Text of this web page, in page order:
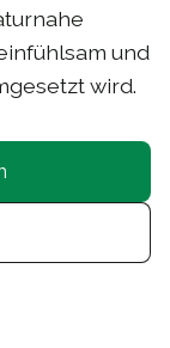
und
wird.